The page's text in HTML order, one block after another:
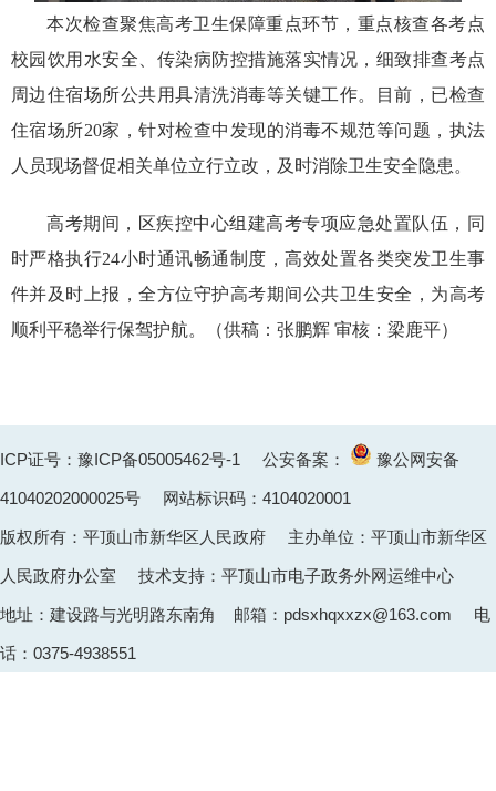
本次检查聚焦高考卫生保障重点环节，重点核查各考点
校园饮用水安全、传染病防控措施落实情况，细致排查考点
周边住宿场所公共用具清洗消毒等关键工作。目前，已检查
住宿场所20家，针对检查中发现的消毒不规范等问题，执法
人员现场督促相关单位立行立改，及时消除卫生安全隐患。
高考期间，区疾控中心组建高考专项应急处置队伍，同
时严格执行24小时通讯畅通制度，高效处置各类突发卫生事
件并及时上报，全方位守护高考期间公共卫生安全，为高考
顺利平稳举行保驾护航。（供稿：张鹏辉 审核：梁鹿平）
ICP证号：豫ICP备05005462号-1 公安备案： 豫公网安备
41040202000025号 网站标识码：4104020001
版权所有：平顶山市新华区人民政府 主办单位：平顶山市新华区
人民政府办公室 技术支持：平顶山市电子政务外网运维中心
地址：建设路与光明路东南角 邮箱：pdsxhqxxzx@163.com 电
话：0375-4938551